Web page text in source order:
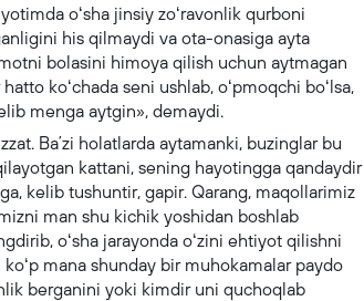
oʻsha jinsiy zoʻravonlik qurboni
his qilmaydi va ota-onasiga ayta
bolasini himoya qilish uchun aytmagan
koʻchada seni ushlab, oʻpmoqchi boʻlsa,
menga aytgin», demaydi.
Baʼzi holatlarda aytamanki, buzinglar bu
kattani, sening hayotingga qandaydir
kelib tushuntir, gapir. Qarang, maqollarimiz
man shu kichik yoshidan boshlab
oʻsha jarayonda oʻzini ehtiyot qilishni
mana shunday bir muhokamalar paydo
berganini yoki kimdir uni quchoqlab